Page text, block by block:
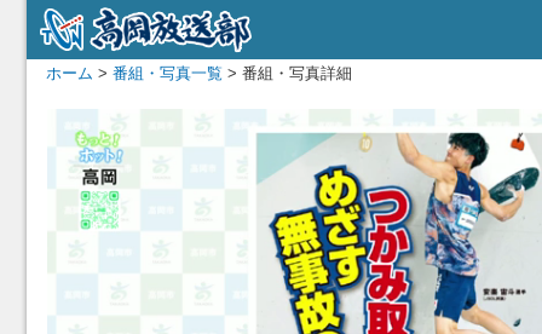
ホーム > 番組・写真一覧 > 番組・写真詳細